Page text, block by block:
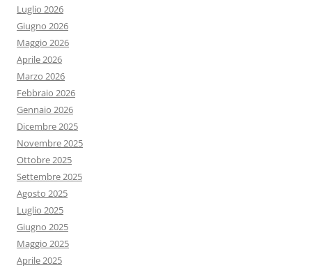
Luglio 2026
Giugno 2026
Maggio 2026
Aprile 2026
Marzo 2026
Febbraio 2026
Gennaio 2026
Dicembre 2025
Novembre 2025
Ottobre 2025
Settembre 2025
Agosto 2025
Luglio 2025
Giugno 2025
Maggio 2025
Aprile 2025